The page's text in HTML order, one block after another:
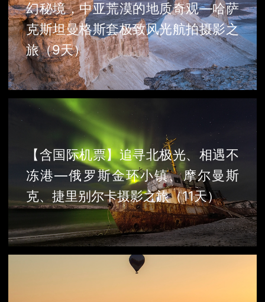
幻秘境，中亚荒漠的地质奇观—哈萨
克斯坦曼格斯套极致风光航拍摄影之
旅（9天）
【含国际机票】追寻北极光、相遇不
冻港—俄罗斯金环小镇、摩尔曼斯
克、捷里别尔卡摄影之旅（11天）